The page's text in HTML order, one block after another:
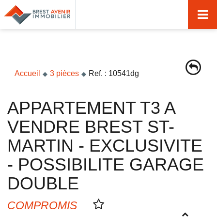
Accueil
Nos agences
Nos métiers
Syndic de copropriété
Transactions immobilières
Gestion locative
Accueil 3 pièces Ref. : 10541dg
APPARTEMENT T3 A
VENDRE BREST ST-
MARTIN - EXCLUSIVITE
- POSSIBILITE GARAGE
DOUBLE
COMPROMIS